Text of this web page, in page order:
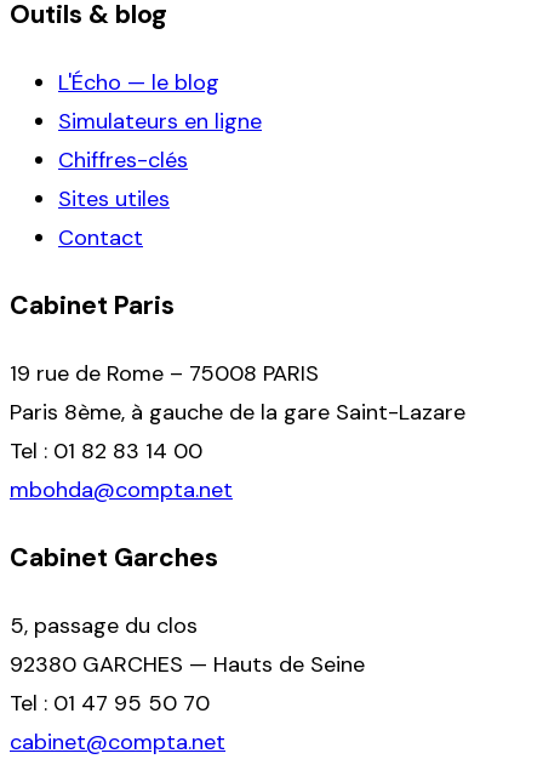
Outils & blog
L'Écho — le blog
Simulateurs en ligne
Chiffres-clés
Sites utiles
Contact
Cabinet Paris
19 rue de Rome – 75008 PARIS
Paris 8ème, à gauche de la gare Saint-Lazare
Tel : 01 82 83 14 00
mbohda@compta.net
Cabinet Garches
5, passage du clos
92380 GARCHES — Hauts de Seine
Tel : 01 47 95 50 70
cabinet@compta.net